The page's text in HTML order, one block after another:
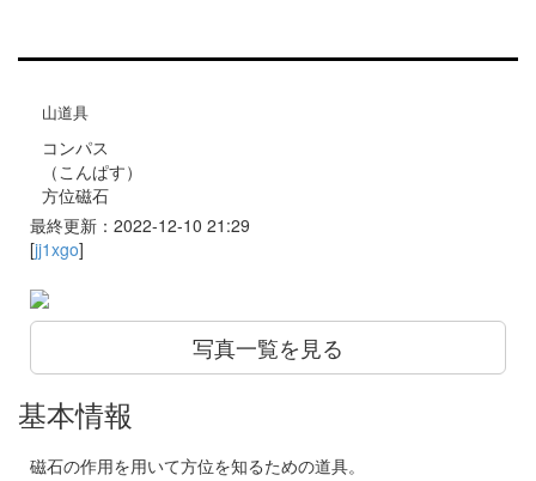
山道具
コンパス
（こんぱす）
方位磁石
最終更新：2022-12-10 21:29
[jj1xgo]
写真一覧を見る
基本情報
磁石の作用を用いて方位を知るための道具。